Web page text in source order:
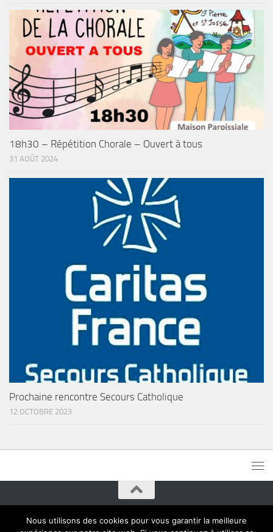
18h30 – Répétition Chorale – Ouvert à tous
31 AOÛT 2024
Prochaine rencontre Secours Catholique
12 OCTOBRE 2023
Paroisses de Montreuil © 2015. Tous droits réservés
Nous utilisons des cookies pour vous garantir la meilleure